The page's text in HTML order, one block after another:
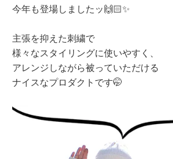
今年も登場しましたッ🙌🏻✨
主張を抑えた刺繍で
様々なスタイリングに使いやすく、
アレンジしながら被っていただける
ナイスなプロダクトです🤭